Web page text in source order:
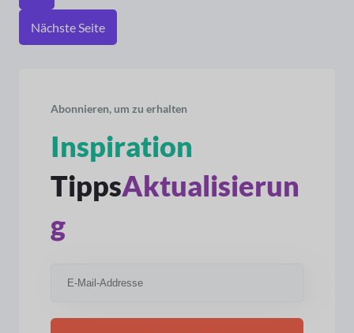
Nächste Seite
Abonnieren, um zu erhalten
Inspiration
TippsAktualisierun
g